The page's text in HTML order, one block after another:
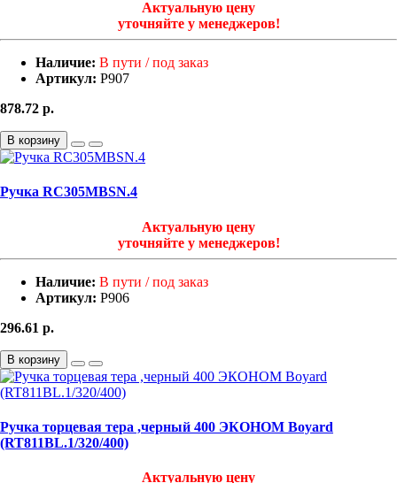
Актуальную цену
уточняйте у менеджеров!
Наличие: В пути / под заказ
Артикул: Р907
878.72 р.
В корзину
Ручка RC305MBSN.4
Актуальную цену
уточняйте у менеджеров!
Наличие: В пути / под заказ
Артикул: Р906
296.61 р.
В корзину
Ручка торцевая тера ,черный 400 ЭКОНОМ Boyard
(RT811BL.1/320/400)
Актуальную цену